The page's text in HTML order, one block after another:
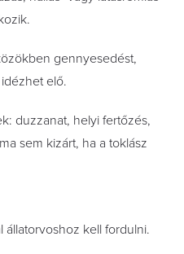
gennyesedést,
elő.
duzzanat, helyi fertőzés,
sem kizárt, ha a toklász
kell fordulni.